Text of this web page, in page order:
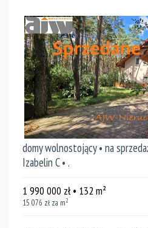
domy wolnostojący • na
Izabelin C • .
1 990 000 zł• 132 m²
15 076 zł za m2